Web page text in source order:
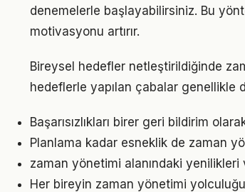
denemelerle başlayabilirsiniz. Bu
motivasyonu artırır.
Bireysel hedefler netleştirildiğinde
hedeflerle yapılan çabalar genellikle
Başarısızlıkları birer geri bildirim
Planlama kadar esneklik de zaman
zaman yönetimi alanındaki
Her bireyin zaman yönetimi yolculuğu